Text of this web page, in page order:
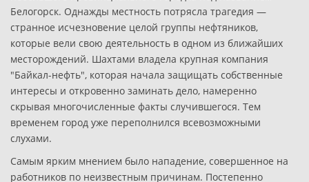
Белогорск. Однажды местность потрясла трагедия —
странное исчезновение целой группы нефтяников,
которые вели свою деятельность в одном из ближайших
месторождений. Шахтами владела крупная компания
"Байкал-нефть", которая начала защищать собственные
интересы и откровенно заминать дело, намеренно
скрывая многочисленные факты случившегося. Тем
временем город уже переполнился всевозможными
слухами.
Самым ярким мнением было нападение, совершенное на
работников по неизвестным причинам. Постепенно